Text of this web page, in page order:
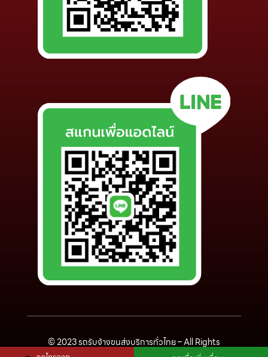
© 2023รถรับจ้างขนส่งบริการทั่วไทย– All Rights